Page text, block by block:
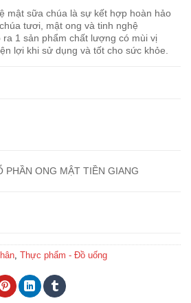
mật sữa chúa là sự kết hợp hoàn hảo
tươi, mật ong và tinh nghệ
ra 1 sản phẩm chất lượng có mùi vị
lợi khi sử dụng và tốt cho sức khỏe.
PHẦN ONG MẬT TIỀN GIANG
Thực phẩm - Đồ uống